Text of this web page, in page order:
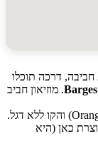
דרכה תוכלו
. מוזיאון חביב
(Orange Flag) והקו ללא דגל.
(היא